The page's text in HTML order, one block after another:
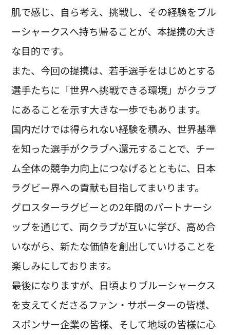
肌で感じ、自ら考え、挑戦し、その経験をブル
ーシャークスへ持ち帰ることが、本提携の大き
な目的です。
また、今回の提携は、若手選手をはじめとする
選手たちに「世界へ挑戦できる環境」がクラブ
にあることを示す大きな一歩でもあります。
国内だけでは得られない経験を積み、世界基準
を知った選手がクラブへ還元することで、チー
ム全体の競争力向上につなげるとともに、日本
ラグビー界への貢献も目指してまいります。
グロスターラグビーとの2年間のパートナーシ
ップを通じて、両クラブが互いに学び、高め合
いながら、新たな価値を創出していけることを
楽しみにしております。
最後になりますが、日頃よりブルーシャークス
を支えてくださるファン・サポーターの皆様、
スポンサー企業の皆様、そして地域の皆様に心